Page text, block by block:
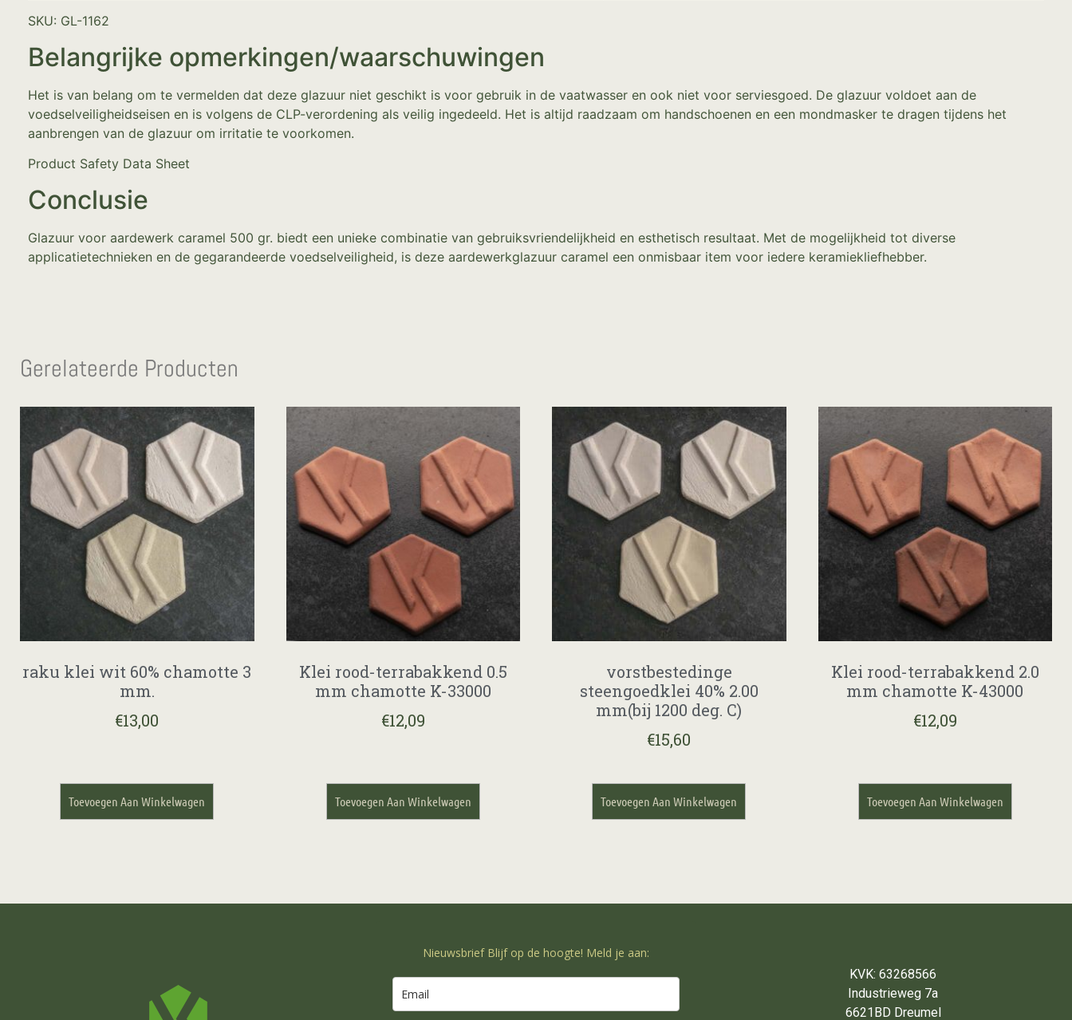
SKU: GL-1162
Belangrijke opmerkingen/waarschuwingen
Het is van belang om te vermelden dat deze glazuur niet geschikt is voor gebruik in de vaatwasser en ook niet voor serviesgoed. De glazuur voldoet aan de
voedselveiligheidseisen en is volgens de CLP-verordening als veilig ingedeeld. Het is altijd raadzaam om handschoenen en een mondmasker te dragen tijdens het
aanbrengen van de glazuur om irritatie te voorkomen.
Product Safety Data Sheet
Conclusie
Glazuur voor aardewerk caramel 500 gr. biedt een unieke combinatie van gebruiksvriendelijkheid en esthetisch resultaat. Met de mogelijkheid tot diverse
applicatietechnieken en de gegarandeerde voedselveiligheid, is deze aardewerkglazuur caramel een onmisbaar item voor iedere keramiekliefhebber.
Gerelateerde Producten
raku klei wit 60% chamotte 3
mm.
€13,00
Toevoegen Aan Winkelwagen
Klei rood-terrabakkend 0.5
mm chamotte K-33000
€12,09
Toevoegen Aan Winkelwagen
vorstbestedinge
steengoedklei 40% 2.00
mm(bij 1200 deg. C)
€15,60
Toevoegen Aan Winkelwagen
Klei rood-terrabakkend 2.0
mm chamotte K-43000
€12,09
Toevoegen Aan Winkelwagen
Nieuwsbrief Blijf op de hoogte! Meld je aan:
KVK: 63268566
Industrieweg 7a
6621BD Dreumel